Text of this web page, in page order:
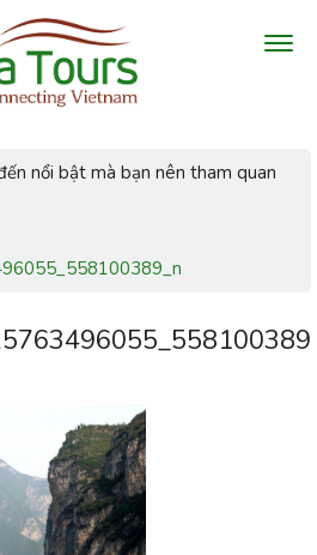
nổi bật mà bạn nên tham quan